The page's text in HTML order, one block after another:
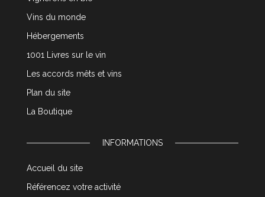
Vins du monde
Hébergements
1001 Livres sur le vin
Les accords mêts et vins
Plan du site
La Boutique
INFORMATIONS
Accueil du site
Référencez votre activité